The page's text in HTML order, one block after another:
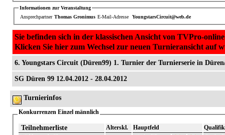
Informationen zur Veranstaltung
Ansprechpartner Thomas Gronimus E-Mail-Adresse YoungstarsCircuit@web.de
Sie befinden sich in der klassischen Ansicht von TVPro-
Klicken Sie hier zum Wechsel zur neuen Turnieransicht auf
6. Youngstars Circuit (Düren99) 1. Turnier der Turnierserie in
SG Düren 99 12.04.2012 - 28.04.2012
Turnierinfos
Konkurrenzen Einzel männlich
Teilnehmerliste Alterskl. Hauptfeld